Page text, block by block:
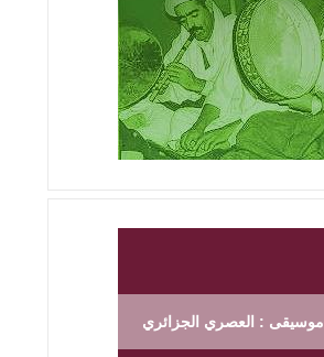
موسيقى : العصري الجزائري